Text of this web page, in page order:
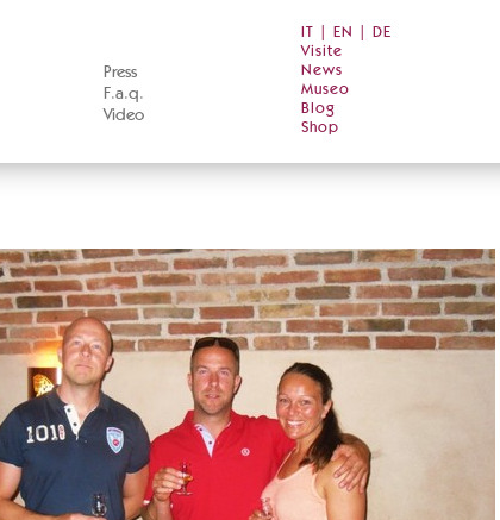
Press
F.a.q.
Video
IT EN
DE
Visite
News
Museo
Blog
Shop